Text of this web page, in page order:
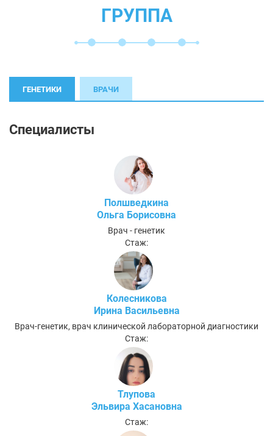
ГРУППА
ГЕНЕТИКИ ВРАЧИ
Специалисты
Полшведкина
Ольга Борисовна
Врач - генетик
Стаж:
Колесникова
Ирина Васильевна
Врач-генетик, врач клинической лабораторной диагностики
Стаж:
Тлупова
Эльвира Хасановна
Стаж: